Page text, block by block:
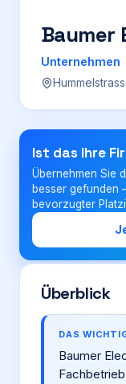
Für Firmen
Baumer
Unternehmen
Ist das Ihre
Übernehmen Sie
besser gefunden
bevorzugter
Überblick
DAS
Baumer